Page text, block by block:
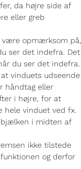
da højre side af
eller greb
være opmærksom på,
ser det indefra. Det
du ser det indefra.
vinduets udseende
håndtag eller
i højre, for at
hele vinduet ved fx.
bjælken i midten af
ikke tilstede
og derfor